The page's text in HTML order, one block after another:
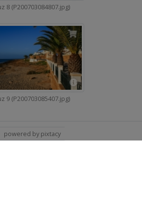
8 (P200703084807.jpg)
9 (P200703085407.jpg)
powered by pixtacy